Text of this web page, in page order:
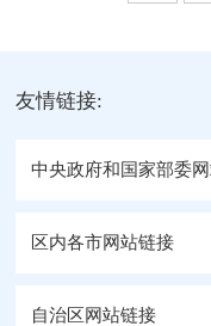
友情链接:
中央政府和国家部委
区内各市网站链接
自治区网站链接